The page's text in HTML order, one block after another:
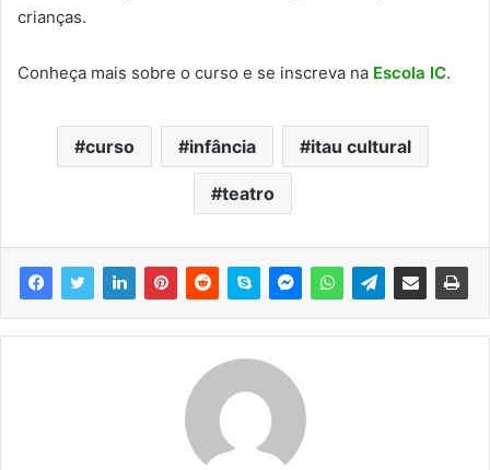
crianças.
Conheça mais sobre o curso e se inscreva na Escola IC.
curso infância itau cultural
teatro